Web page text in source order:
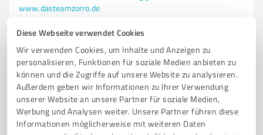
Diese Webseite verwendet Cookies
Wir verwenden Cookies, um Inhalte und Anzeigen zu
personalisieren, Funktionen für soziale Medien anbieten zu
können und die Zugriffe auf unsere Website zu analysieren.
Außerdem geben wir Informationen zu Ihrer Verwendung
unserer Website an unsere Partner für soziale Medien,
Werbung und Analysen weiter. Unsere Partner führen diese
Informationen möglicherweise mit weiteren Daten
www.dasteamzorro.de
21Bewertungen
von 22 veröffentlicht
4 Coaching
Carmen Kubitz